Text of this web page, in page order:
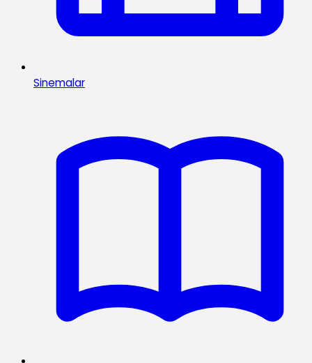
Sinemalar